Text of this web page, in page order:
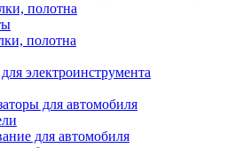
полотна
полотна
электроинструмента
для автомобиля
для автомобиля